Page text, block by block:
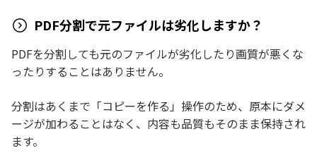
PDF分割で元ファイルは劣化しますか？
PDFを分割しても元のファイルが劣化したり画質が悪くな
ったりすることはありません。
分割はあくまで「コピーを作る」操作のため、原本にダメ
ージが加わることはなく、内容も品質もそのまま保持され
ます。